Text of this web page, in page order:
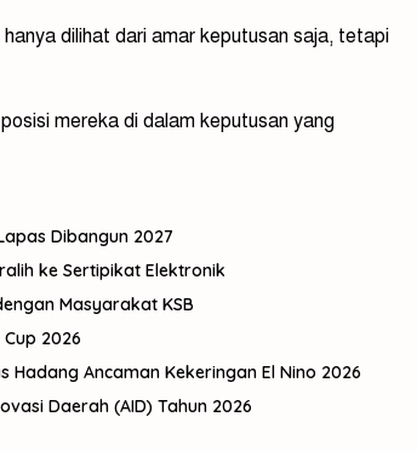
dilihat dari amar keputusan saja, tetapi
mereka di dalam keputusan yang
Dibangun 2027
ke Sertipikat Elektronik
Masyarakat KSB
2026
Hadang Ancaman Kekeringan El Nino 2026
Daerah (AID) Tahun 2026